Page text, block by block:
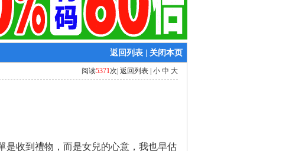
返回列表 | 关闭本页
阅读5371 次| 返回列表 | 小 中 大
是收到禮物，而是女兒的心意，我也早估